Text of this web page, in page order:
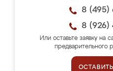
8 (495)
8 (926)
Или оставьте заявку на
предварительного